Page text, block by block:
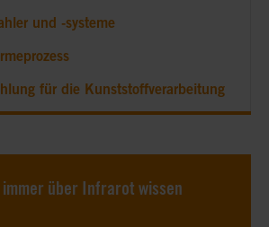
und -systeme
für die Kunststoffverarbeitung
immer über Infrarot wissen